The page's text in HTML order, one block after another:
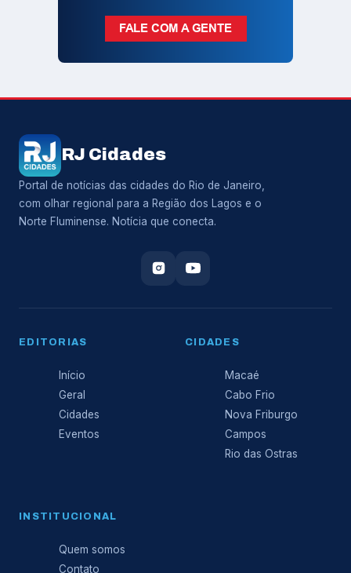
RJ Cidades
Portal de notícias das cidades do Rio de Janeiro,
com olhar regional para a Região dos Lagos e o
Norte Fluminense. Notícia que conecta.
EDITORIAS
Início
Geral
Cidades
Eventos
CIDADES
Macaé
Cabo Frio
Nova Friburgo
Campos
Rio das Ostras
INSTITUCIONAL
Quem somos
Contato